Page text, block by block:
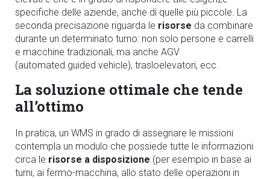
specifiche delle aziende, anche di quelle più piccole. La
seconda precisazione riguarda le risorse da combinare
durante un determinato turno: non solo persone e carrelli
e macchine tradizionali, ma anche AGV
(automated guided vehicle), trasloelevatori, ecc.
La soluzione ottimale che tende
all’ottimo
In pratica, un WMS in grado di assegnare le missioni
contempla un modulo che possiede tutte le informazioni
circa le risorse a disposizione (per esempio in base ai
turni, ai fermo-macchina, allo stato delle operazioni in